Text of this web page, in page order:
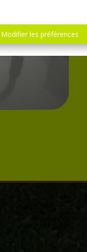
Modifier les préférences